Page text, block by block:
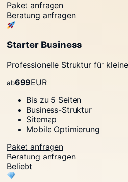
Paket anfragen
Beratung anfragen
Starter Business
Professionelle Struktur für
ab699EUR
Bis zu 5 Seiten
Business-Struktur
Sitemap
Mobile Optimierung
Paket anfragen
Beratung anfragen
Beliebt